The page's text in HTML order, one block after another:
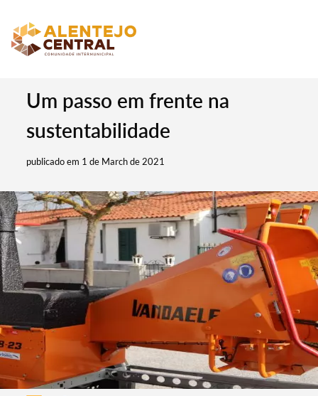
Um passo em frente na
sustentabilidade
publicado em 1 de March de 2021